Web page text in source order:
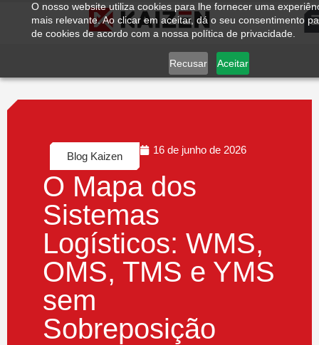
O nosso website utiliza cookies para lhe fornecer uma
mais relevante. Ao clicar em aceitar, dá o seu consentimento
de cookies de acordo com a nossa política de privacidade.
Recusar Aceitar
Blog Kaizen
16 de junho de 2026
O Mapa dos
Sistemas
Logísticos: WMS,
OMS, TMS e YMS
sem
Sobreposição